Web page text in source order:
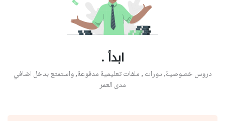
ابدأ .
دروس خصوصية, دورات , ملفات تعليمية مدفوعة, واستمتع بدخل اضافي
مدى العمر